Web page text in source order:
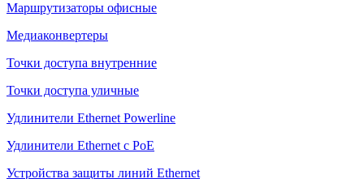
Маршрутизаторы офисные
Медиаконвертеры
Точки доступа внутренние
Точки доступа уличные
Удлинители Ethernet Powerline
Удлинители Ethernet с PoE
Устройства защиты линий Ethernet